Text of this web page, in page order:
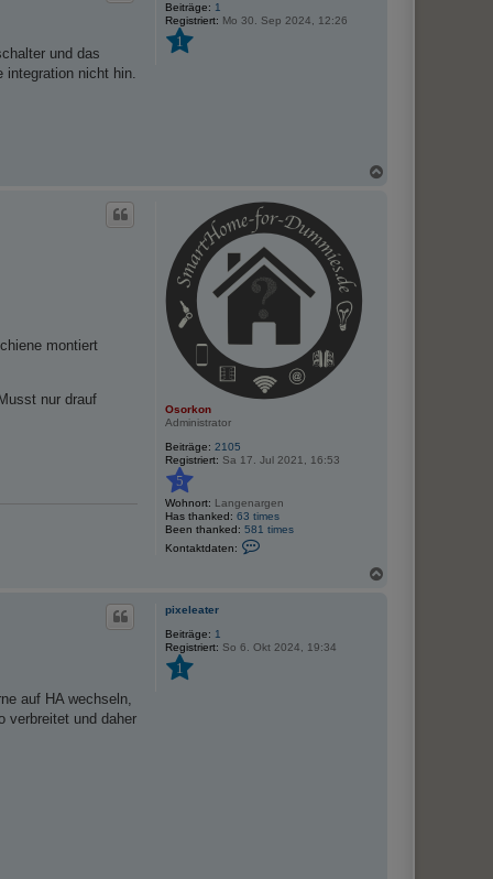
Beiträge: 1
Registriert: Mo 30. Sep 2024, 12:26
1
und das
nicht hin.
Osorkon
Administrator
Beiträge: 2105
Registriert: Sa 17. Jul 2021, 16:53
5
Wohnort: Langenargen
Has thanked: 63 times
Been thanked: 581 times
Kontaktdaten:
a
montiert
nur drauf
pixeleater
Beiträge: 1
Registriert: So 6. Okt 2024, 19:34
1
auf HA wechseln,
verbreitet und daher